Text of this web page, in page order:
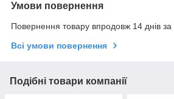
Умови повернення
Повернення товару впродовж 14 днів за
Всі умови повернення
Подібні товари компанії